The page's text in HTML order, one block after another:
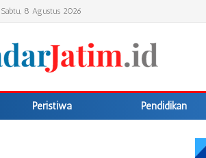
Sabtu, 8 Agustus 2026
Peristiwa Pendidikan